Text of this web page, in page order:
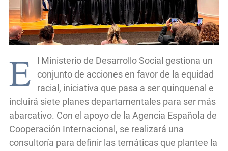
E
l Ministerio de Desarrollo Social gestiona un
conjunto de acciones en favor de la equidad
racial, iniciativa que pasa a ser quinquenal e
incluirá siete planes departamentales para ser más
abarcativo. Con el apoyo de la Agencia Española de
Cooperación Internacional, se realizará una
consultoría para definir las temáticas que plantee la